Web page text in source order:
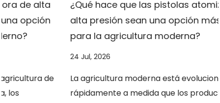
¿Qué hace que las pistolas atomizadoras de
alta presión sean una opción más inteligente
para la agricultura moderna?
La agricultura moderna está evolucionando
rápidamente a medida que los productores buscan